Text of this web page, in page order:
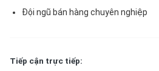
Đội ngũ bán hàng chuyên nghiệp
Tiếp cận trực tiếp: